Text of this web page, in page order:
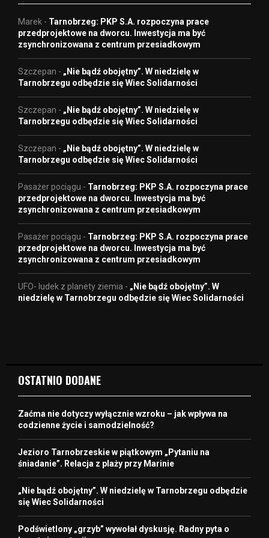
Marek - Tarnobrzeg: PKP S.A. rozpoczyna prace
przedprojektowe na dworcu. Inwestycja ma być
zsynchronizowana z centrum przesiadkowym
Szczepan - „Nie bądź obojętny”. W niedzielę w
Tarnobrzegu odbędzie się Wiec Solidarności
Szczepan - „Nie bądź obojętny”. W niedzielę w
Tarnobrzegu odbędzie się Wiec Solidarności
Szczepan - „Nie bądź obojętny”. W niedzielę w
Tarnobrzegu odbędzie się Wiec Solidarności
Pasażer pociągu - Tarnobrzeg: PKP S.A. rozpoczyna prace
przedprojektowe na dworcu. Inwestycja ma być
zsynchronizowana z centrum przesiadkowym
Pasażer pociągu - Tarnobrzeg: PKP S.A. rozpoczyna prace
przedprojektowe na dworcu. Inwestycja ma być
zsynchronizowana z centrum przesiadkowym
UFO- ludek z planety ziemia - „Nie bądź obojętny”. W
niedzielę w Tarnobrzegu odbędzie się Wiec Solidarności
OSTATNIO DODANE
Zaćma nie dotyczy wyłącznie wzroku – jak wpływa na
codzienne życie i samodzielność?
Jezioro Tarnobrzeskie w piątkowym „Pytaniu na
śniadanie”. Relacja z plaży przy Marinie
„Nie bądź obojętny”. W niedzielę w Tarnobrzegu odbędzie
się Wiec Solidarności
Podświetlony „grzyb” wywołał dyskusję. Radny pyta o